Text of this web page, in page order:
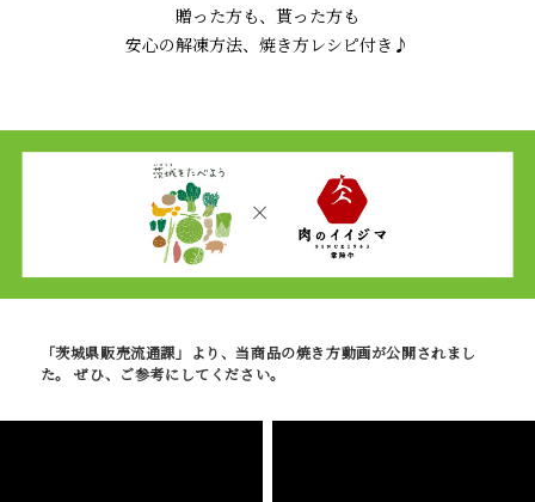
贈った方も、貰った方も
安心の解凍方法、焼き方レシピ付き♪
「茨城県販売流通課」より、当商品の焼き方動画が公開されまし
た。 ぜひ、ご参考にしてください。